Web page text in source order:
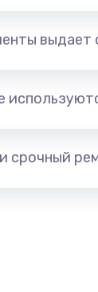
выдает
срочный